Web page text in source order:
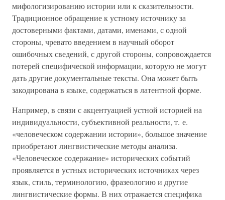
мифологизированию истории или к сказительности.
Традиционное обращение к устному источнику за
достоверными фактами, датами, именами, с одной
стороны, чревато введением в научный оборот
ошибочных сведений, с другой стороны, сопровождается
потерей специфической информации, которую не могут
дать другие документальные тексты. Она может быть
закодирована в языке, содержаться в латентной форме.
Например, в связи с акцентуацией устной историей на
индивидуальности, субъективной реальности, т. е.
«человеческом содержании истории», большое значение
приобретают лингвистические методы анализа.
«Человеческое содержание» исторических событий
проявляется в устных исторических источниках через
язык, стиль, терминологию, фразеологию и другие
лингвистические формы. В них отражается специфика